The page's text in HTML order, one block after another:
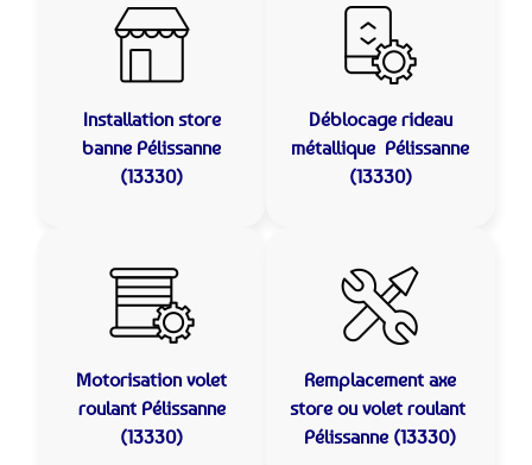
Installation store
banne Pélissanne
(13330)
Déblocage rideau
métallique Pélissanne
(13330)
Motorisation volet
roulant Pélissanne
(13330)
Remplacement axe
store ou volet roulant
Pélissanne (13330)